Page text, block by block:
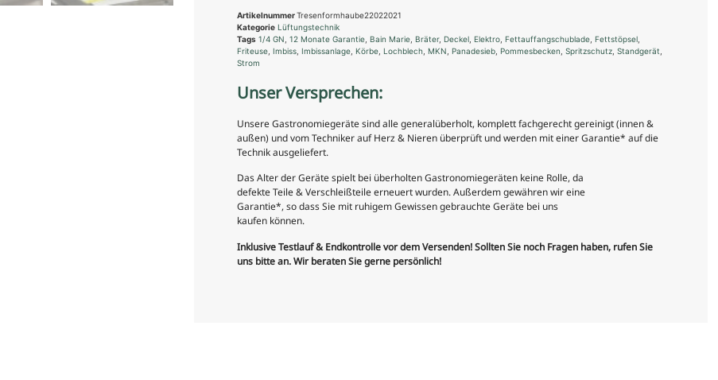
ArtikelnummerTresenformhaube22022021
Kategorie Lüftungstechnik
Tags 1/4 GN ,12 Monate Garantie ,Bain Marie ,Bräter,Deckel ,Elektro ,Fettauffangschublade ,Fettstöpsel
Friteuse ,Imbiss ,Imbissanlage ,Körbe ,Lochblech ,MKN ,Panadesieb ,Pommesbecken ,Spritzschutz ,Standgerät
Strom
Unser Versprechen:
Unsere Gastronomiegeräte sind alle generalüberholt, komplett fachgerecht gereinigt (innen &
außen) und vom Techniker auf Herz & Nieren überprüft und werden mit einer Garantie* auf die
Technik ausgeliefert.
Das Alter der Geräte spielt bei überholten Gastronomiegeräten keine Rolle, da
defekte Teile & Verschleißteile erneuert wurden. Außerdem gewähren wir eine
Garantie*, so dass Sie mit ruhigem Gewissen gebrauchte Geräte bei uns
kaufen können.
Inklusive Testlauf & Endkontrolle vor dem Versenden! Sollten Sie noch Fragen haben, rufen Sie
uns bitte an. Wir beraten Sie gerne persönlich!